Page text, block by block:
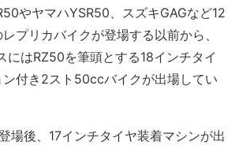
やヤマハYSR50、スズキGAGなど12
プリカバイクが登場する以前から、
にはRZ50を筆頭とする18インチタイ
付き2スト50ccバイクが出場してい
場後、17インチタイヤ装着マシンが出